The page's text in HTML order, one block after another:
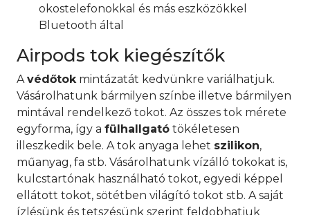
okostelefonokkal és más eszközökkel
Bluetooth által
Airpods tok kiegészítők
Avédőtokmintázatát kedvünkre variálhatjuk.
Vásárolhatunk bármilyen színbe illetve bármilyen
mintával rendelkező tokot. Az összes tok mérete
egyforma, így a fülhallgató tökéletesen
illeszkedik bele. A tok anyaga lehet szilikon,
műanyag, fa stb. Vásárolhatunk vízálló tokokat is,
kulcstartónak használható tokot, egyedi képpel
ellátott tokot, sötétben világító tokot stb. A saját
ízlésünk és tetszésünk szerint feldobhatjuk